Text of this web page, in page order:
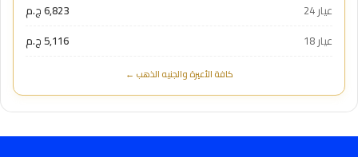
عيار 24
6,823 ج.م
عيار 18
5,116 ج.م
كافة الأعيرة والجنيه الذهب ←